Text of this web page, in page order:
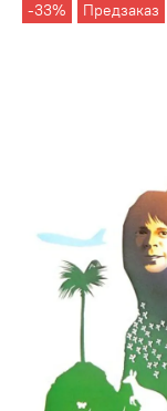
-33% Предзаказ